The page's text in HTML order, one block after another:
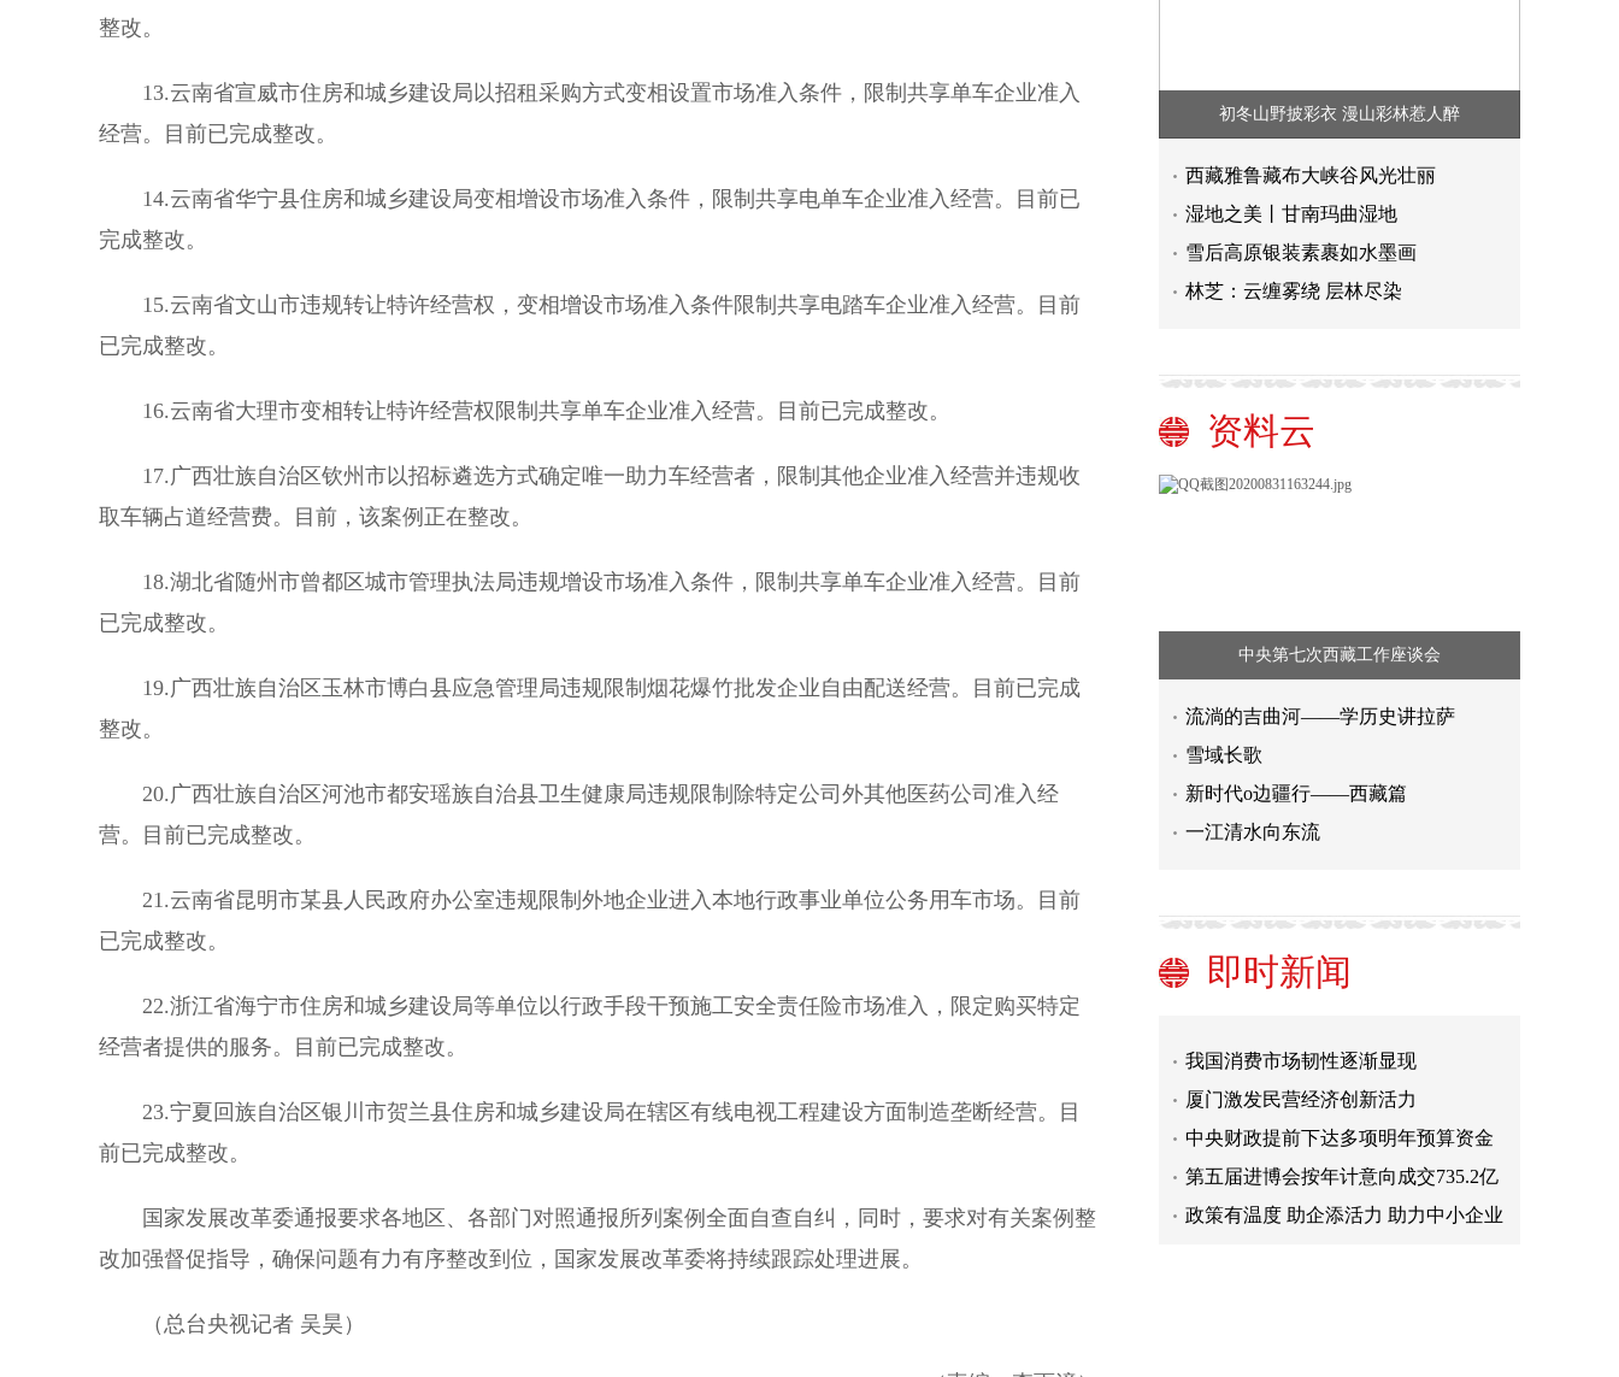
整改。
13.云南省宣威市住房和城乡建设局以招租采购方式变相设置市场准入条件，限制共享单车企业准入
经营。目前已完成整改。
14.云南省华宁县住房和城乡建设局变相增设市场准入条件，限制共享电单车企业准入经营。目前已
完成整改。
15.云南省文山市违规转让特许经营权，变相增设市场准入条件限制共享电踏车企业准入经营。目前
已完成整改。
16.云南省大理市变相转让特许经营权限制共享单车企业准入经营。目前已完成整改。
17.广西壮族自治区钦州市以招标遴选方式确定唯一助力车经营者，限制其他企业准入经营并违规收
取车辆占道经营费。目前，该案例正在整改。
18.湖北省随州市曾都区城市管理执法局违规增设市场准入条件，限制共享单车企业准入经营。目前
已完成整改。
19.广西壮族自治区玉林市博白县应急管理局违规限制烟花爆竹批发企业自由配送经营。目前已完成
整改。
20.广西壮族自治区河池市都安瑶族自治县卫生健康局违规限制除特定公司外其他医药公司准入经
营。目前已完成整改。
21.云南省昆明市某县人民政府办公室违规限制外地企业进入本地行政事业单位公务用车市场。目前
已完成整改。
22.浙江省海宁市住房和城乡建设局等单位以行政手段干预施工安全责任险市场准入，限定购买特定
经营者提供的服务。目前已完成整改。
23.宁夏回族自治区银川市贺兰县住房和城乡建设局在辖区有线电视工程建设方面制造垄断经营。目
前已完成整改。
国家发展改革委通报要求各地区、各部门对照通报所列案例全面自查自纠，同时，要求对有关案例整
改加强督促指导，确保问题有力有序整改到位，国家发展改革委将持续跟踪处理进展。
（总台央视记者 吴昊）
初冬山野披彩衣 漫山彩林惹人醉
西藏雅鲁藏布大峡谷风光壮丽
湿地之美丨甘南玛曲湿地
雪后高原银装素裹如水墨画
林芝：云缠雾绕 层林尽染
资料云
中央第七次西藏工作座谈会
流淌的吉曲河——学历史讲拉萨
雪域长歌
新时代o边疆行——西藏篇
一江清水向东流
即时新闻
同比增长561%
北京发布大雾黄色预警 雾后降雨降温
10月中国快递发展指数报告发布：行